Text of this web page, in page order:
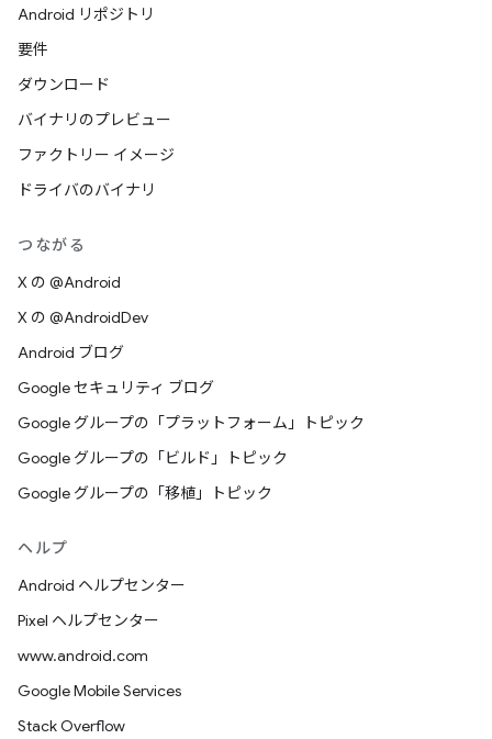
Android リポジトリ
要件
ダウンロード
バイナリのプレビュー
ファクトリー イメージ
ドライバのバイナリ
つながる
X の @Android
X の @AndroidDev
Android ブログ
Google セキュリティ ブログ
Google グループの「プラットフォーム」トピック
Google グループの「ビルド」トピック
Google グループの「移植」トピック
ヘルプ
Android ヘルプセンター
Pixel ヘルプセンター
www.android.com
Google Mobile Services
Stack Overflow